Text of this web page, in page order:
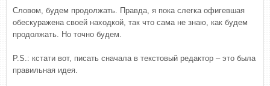
Словом, будем продолжать. Правда, я пока слегка офигевшая
обескуражена своей находкой, так что сама не знаю, как будем
продолжать. Но точно будем.
P.S.: кстати вот, писать сначала в текстовый редактор – это была
правильная идея.